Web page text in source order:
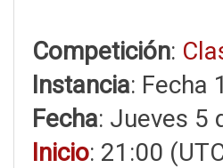
Competición:
Instancia: Fecha
Fecha: Jueves 5
Inicio: 21:00